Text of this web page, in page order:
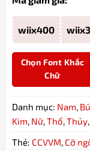
wiix400
Chọn Font Khắc
Chữ
Danh mục: Nam,
Kim, Nữ,Thổ,Thủy,
Thẻ: CCVVM, Cỡ